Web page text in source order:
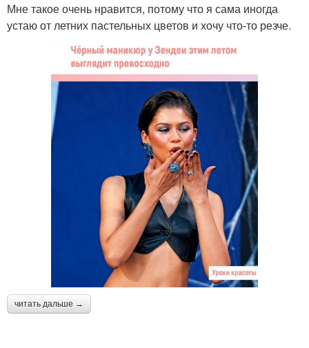
Мне такое очень нравится, потому что я сама иногда
устаю от летних пастельных цветов и хочу что-то резче.
читать дальше →